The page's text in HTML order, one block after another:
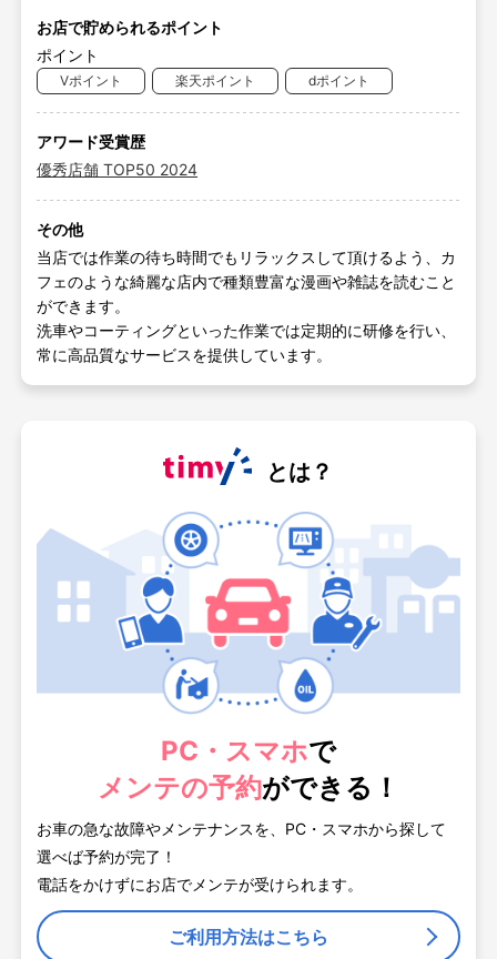
お店で貯められるポイント
ポイント
Vポイント 楽天ポイント dポイント
アワード受賞歴
優秀店舗 TOP50 2024
その他
当店では作業の待ち時間でもリラックスして頂けるよう、カ
フェのような綺麗な店内で種類豊富な漫画や雑誌を読むこと
ができます。
洗車やコーティングといった作業では定期的に研修を行い、
常に高品質なサービスを提供しています。
とは？
PC・スマホで
メンテの予約ができる！
お車の急な故障やメンテナンスを、PC・スマホから探して
選べば予約が完了！
電話をかけずにお店でメンテが受けられます。
ご利用方法はこちら